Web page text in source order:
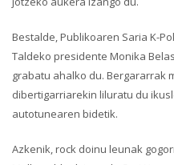
Bestalde, Publikoaren Saria K-
Taldeko presidente Monika
grabatu ahalko du. Bergararrak
dibertigarriarekin liluratu du
autotunearen bidetik.
Azkenik, rock doinu leunak